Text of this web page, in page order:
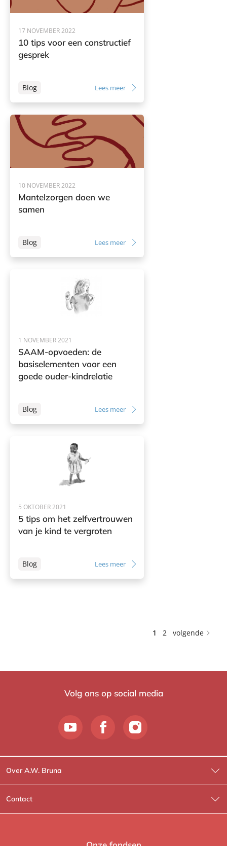
17 NOVEMBER 2022
10 tips voor een constructief
gesprek
Blog Lees meer
10 NOVEMBER 2022
Mantelzorgen doen we
samen
Blog Lees meer
1 NOVEMBER 2021
SAAM-opvoeden: de
basiselementen voor een
goede ouder-kindrelatie
Blog Lees meer
5 OKTOBER 2021
5 tips om het zelfvertrouwen
van je kind te vergroten
Blog Lees meer
1 2 volgende
Volg ons op social media
Over A.W. Bruna
Wat wij doen
Wie is Wie?
Contact
Contactinformatie